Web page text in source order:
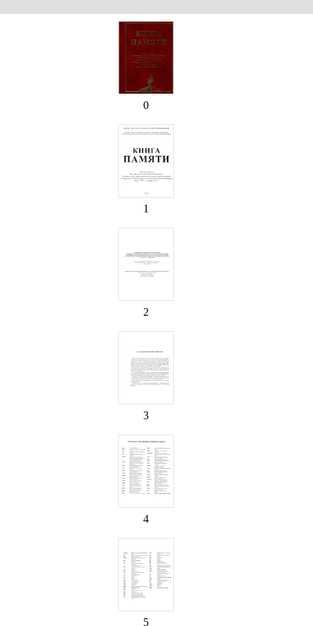
0
1
2
3
4
5